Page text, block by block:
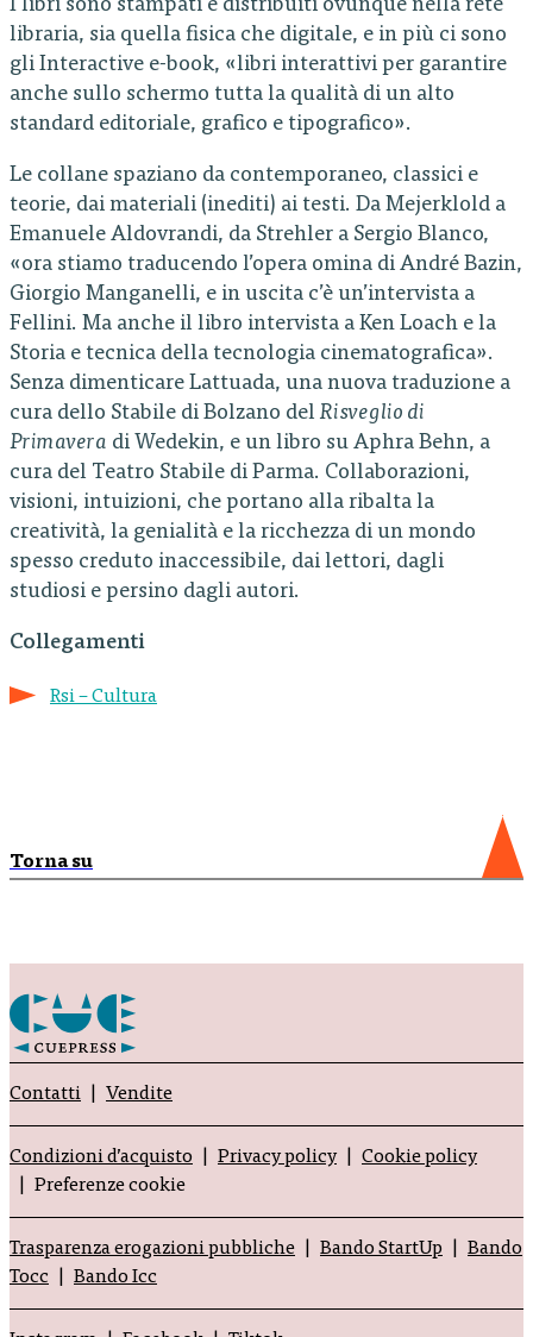
I libri sono stampati e distribuiti ovunque nella rete
libraria, sia quella fisica che digitale, e in più ci sono
gli Interactive e-book, «libri interattivi per garantire
anche sullo schermo tutta la qualità di un alto
standard editoriale, grafico e tipografico».
Le collane spaziano da contemporaneo, classici e
teorie, dai materiali (inediti) ai testi. Da Mejerklold a
Emanuele Aldovrandi, da Strehler a Sergio Blanco,
«ora stiamo traducendo l’opera omina di André Bazin,
Giorgio Manganelli, e in uscita c’è un’intervista a
Fellini. Ma anche il libro intervista a Ken Loach e la
Storia e tecnica della tecnologia cinematografica».
Senza dimenticare Lattuada, una nuova traduzione a
cura dello Stabile di Bolzano del Risveglio di
Primavera di Wedekin, e un libro su Aphra Behn, a
cura del Teatro Stabile di Parma. Collaborazioni,
visioni, intuizioni, che portano alla ribalta la
creatività, la genialità e la ricchezza di un mondo
spesso creduto inaccessibile, dai lettori, dagli
studiosi e persino dagli autori.
Collegamenti
Rsi – Cultura
Torna su
Contatti Vendite
Condizioni d’acquisto Privacy policy
Cookie policy
Preferenze cookie
Trasparenza erogazioni pubbliche Bando StartUp
Bando
Tocc
Bando Icc